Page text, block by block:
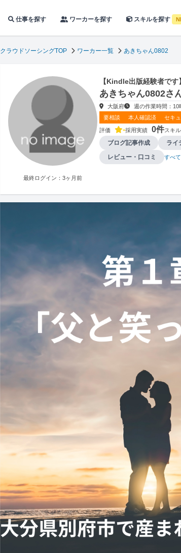
仕事を探す ワーカーを探す スキルを探す
クラウドソーシングTOP ワーカー一覧 あきちゃん0802
最終ログイン：3ヶ月前
【Kindle出版経験者です】
あきちゃん0802さ
大阪府 週の作業時間：10
要相談
本人確認済 セキ
評価 -採用実績 0件スキ
ブログ記事作成 ライ
レビュー・口コミ
すべ